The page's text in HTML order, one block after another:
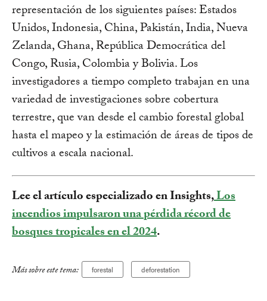
representación de los siguientes países: Estados
Unidos, Indonesia, China, Pakistán, India, Nueva
Zelanda, Ghana, República Democrática del
Congo, Rusia, Colombia y Bolivia. Los
investigadores a tiempo completo trabajan en una
variedad de investigaciones sobre cobertura
terrestre, que van desde el cambio forestal global
hasta el mapeo y la estimación de áreas de tipos de
cultivos a escala nacional.
Lee el artículo especializado en Insights,Los
incendios impulsaron una pérdida récord de
bosques tropicales en el 2024.
Más sobre este tema: forestal deforestation